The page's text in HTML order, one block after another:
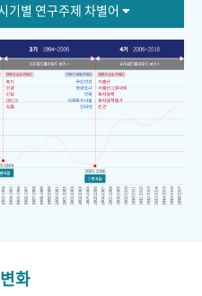
기별 연구주제 차별어
화